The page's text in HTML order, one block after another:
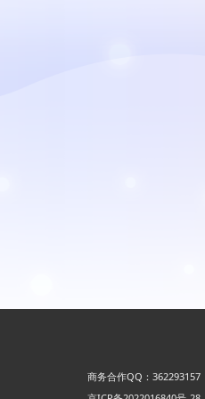
商务合作QQ：362293157